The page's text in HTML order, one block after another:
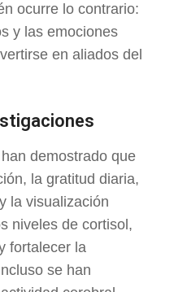
ocurre lo contrario:
y las emociones
en aliados del
demostrado que
la gratitud diaria,
la visualización
niveles de cortisol,
fortalecer la
se han